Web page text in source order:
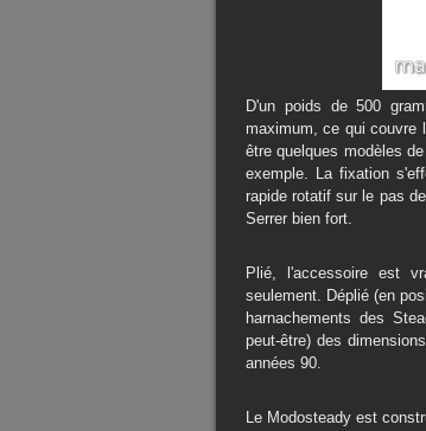
D'un poids de 500
maximum, ce qui couvre
être quelques modèles
exemple. La fixation
rapide rotatif sur le pas
Serrer bien fort.
Plié, l'accessoire est
seulement. Déplié (en
harnachements des
peut-être) des
années 90.
Le Modosteady est